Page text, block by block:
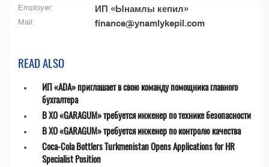
Employer: ИП «Ынамлы кепил»
Mail: finance@ynamlykepil.com
READ ALSO
ИП «ADA» приглашает в свою команду помощника главного
бухгалтера
В ХО «GARAGUM» требуется инженер по технике безопасности
В ХО «GARAGUM» требуется инженер по контролю качества
Coca-Cola Bottlers Turkmenistan Opens Applications for HR
Specialist Position